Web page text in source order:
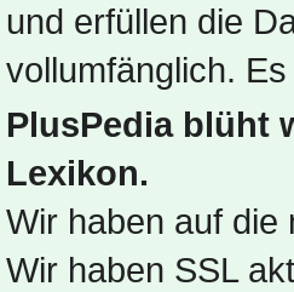
und erfüllen die
vollumfänglich.
PlusPedia blüht
Lexikon.
Wir haben auf die
Wir haben SSL